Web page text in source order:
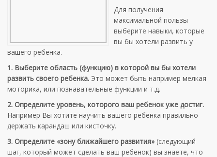
Для получения
максимальной пользы
выберите навыки, которые
вы бы хотели развить у
вашего ребенка.
1. Выберите область (функцию) в которой вы бы хотели
развить своего ребенка. Это может быть например мелкая
моторика, или познавательные функции и т.д.
2. Определите уровень, которого ваш ребенок уже достиг.
Например Вы хотите научить вашего ребенка правильно
держать карандаш или кисточку.
3. Определите «зону ближайшего развития» (следующий
шаг, который может сделать ваш ребенок) вы знаете, что